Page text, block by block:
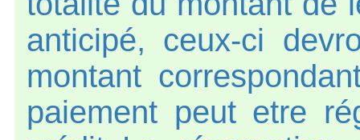
anticipé, ceux-ci
montant
paiement peut etre